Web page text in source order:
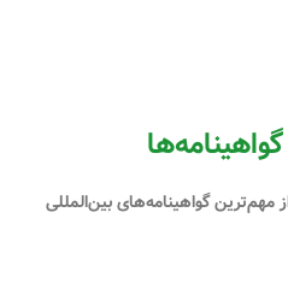
مهم‌ترین گواهینامه‌های بین‌المللی